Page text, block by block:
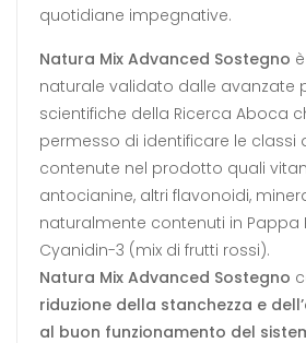
quotidiane impegnative.
Natura Mix Advanced Sostegno
naturale validato dalle avanzate
scientifiche della Ricerca Aboca
permesso di identificare le classi
contenute nel prodotto quali
antocianine, altri flavonoidi,
naturalmente contenuti in Pappa
Cyanidin-3 (mix di frutti rossi).
Natura Mix Advanced Sostegno
riduzione della stanchezza e
al buon funzionamento del